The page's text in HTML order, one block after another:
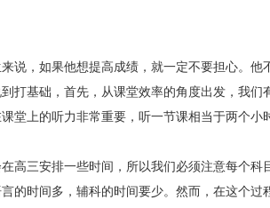
，如果他想提高成绩，就一定不要担心。他
打基础，首先，从课堂效率的角度出发，我
堂上的听力非常重要，听一节课相当于两个小
三安排一些时间，所以我们必须注意每个科
的时间多，辅科的时间要少。然而，在这个